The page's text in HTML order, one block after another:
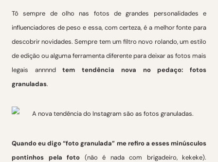
Tô sempre de olho nas fotos de grandes personalidades e
influenciadores de peso e essa, com certeza, é a melhor fonte para
descobrir novidades. Sempre tem um filtro novo rolando, um estilo
de edição ou alguma ferramenta diferente para deixar as fotos mais
legais annnndtem tendência nova no pedaço: fotos
granuladas.
Quando eu digo “foto granulada” me refiro a esses minúsculos
pontinhos pela foto (não é nada com brigadeiro, kekeke).